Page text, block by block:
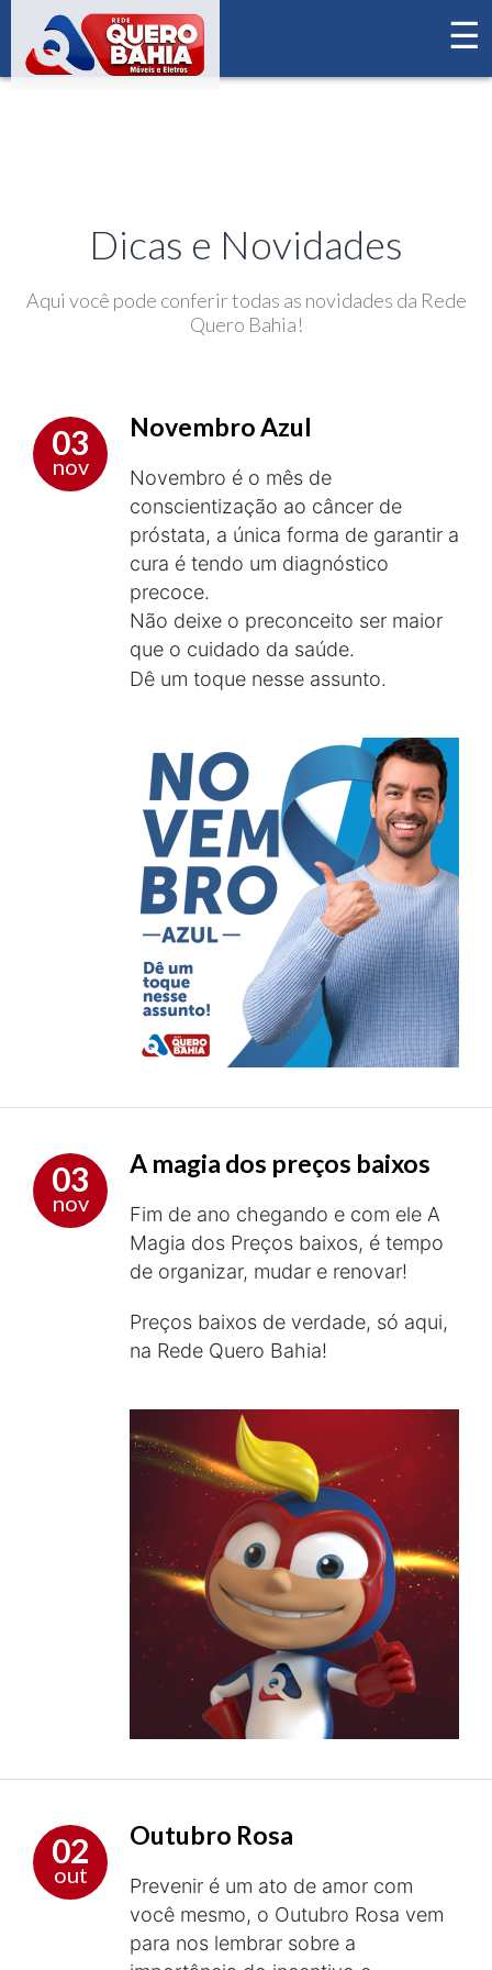
☰
×
Home Novidades
Dicas e Novidades
Aqui você pode conferir todas as novidades da Rede
Quero Bahia!
03
nov
Novembro Azul
Novembro é o mês de
conscientização ao câncer de
próstata, a única forma de garantir a
cura é tendo um diagnóstico
precoce.
Não deixe o preconceito ser maior
que o cuidado da saúde.
Dê um toque nesse assunto.
03
nov
A magia dos preços baixos
Fim de ano chegando e com ele A
Magia dos Preços baixos, é tempo
de organizar, mudar e renovar!
Preços baixos de verdade, só aqui,
na Rede Quero Bahia!
02
out
Outubro Rosa
Prevenir é um ato de amor com
você mesmo, o Outubro Rosa vem
para nos lembrar sobre a